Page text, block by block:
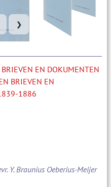
❯
EN DOKUMENTEN
BRIEVEN EN
1886
Y. Braunius Oeberius-Meijer